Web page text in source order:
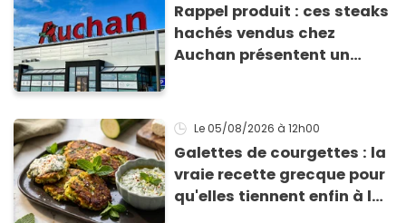
Rappel produit : ces steaks
hachés vendus chez
Auchan présentent un
Le 05/08/2026 à 12h00
Galettes de courgettes : la
vraie recette grecque pour
qu'elles tiennent enfin à la